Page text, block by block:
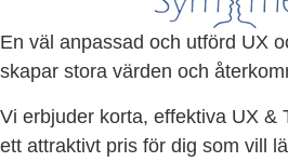
En väl anpassad och utförd UX
skapar stora värden och
Vi erbjuder korta, effektiva UX &
ett attraktivt pris för dig som vill